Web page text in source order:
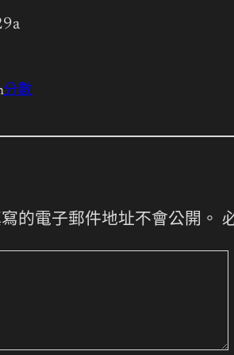
分數
的電子郵件地址不會公開。